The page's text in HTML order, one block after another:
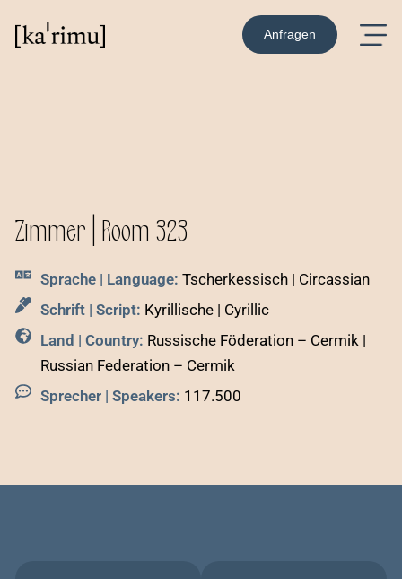
Anfragen
Zimmer | Room 323
Sprache | Language: Tscherkessisch | Circassian
Schrift | Script: Kyrillische | Cyrillic
Land | Country: Russische Föderation – Cermik |
Russian Federation – Cermik
Sprecher | Speakers: 117.500